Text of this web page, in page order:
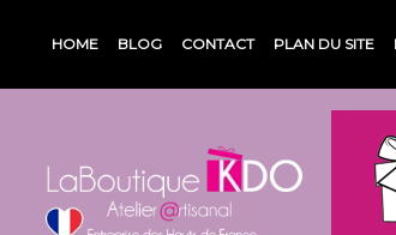
HOME BLOG CONTACT PLAN DU SITE